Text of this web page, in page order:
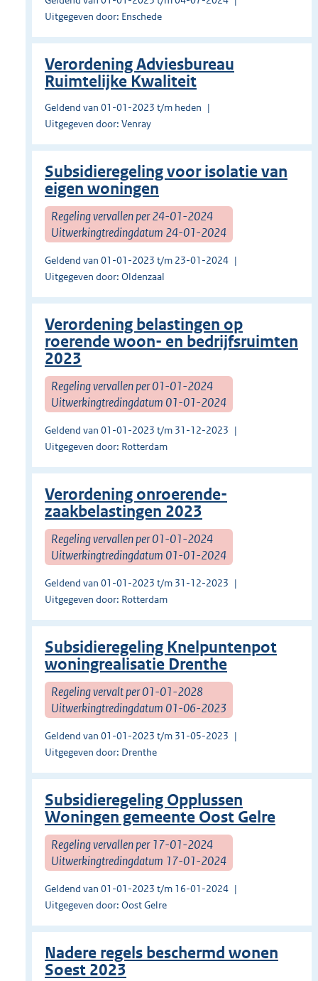
Uitgegeven door: Enschede
Verordening Adviesbureau
Ruimtelijke Kwaliteit
Geldend van 01-01-2023 t/m heden
Uitgegeven door: Venray
Subsidieregeling voor isolatie van
eigen woningen
Regeling vervallen per 24-01-2024
Uitwerkingtredingdatum 24-01-2024
Geldend van 01-01-2023 t/m 23-01-2024
Uitgegeven door: Oldenzaal
Verordening belastingen op
roerende woon- en bedrijfsruimten
2023
Regeling vervallen per 01-01-2024
Uitwerkingtredingdatum 01-01-2024
Geldend van 01-01-2023 t/m 31-12-2023
Uitgegeven door: Rotterdam
Verordening onroerende-
zaakbelastingen 2023
Regeling vervallen per 01-01-2024
Uitwerkingtredingdatum 01-01-2024
Geldend van 01-01-2023 t/m 31-12-2023
Uitgegeven door: Rotterdam
Subsidieregeling Knelpuntenpot
woningrealisatie Drenthe
Regeling vervalt per 01-01-2028
Uitwerkingtredingdatum 01-06-2023
Geldend van 01-01-2023 t/m 31-05-2023
Uitgegeven door: Drenthe
Subsidieregeling Opplussen
Woningen gemeente Oost Gelre
Regeling vervallen per 17-01-2024
Uitwerkingtredingdatum 17-01-2024
Geldend van 01-01-2023 t/m 16-01-2024
Uitgegeven door: Oost Gelre
Nadere regels beschermd wonen
Soest 2023